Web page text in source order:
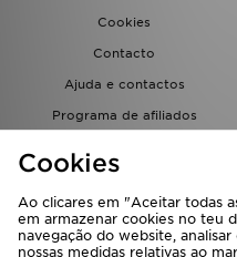
Cookies
Contacto
Ajuda e contactos
Programa de afiliados
Cookies
Ao clicares em "Aceitar todas
em armazenar cookies no teu
navegação do website,
nossas medidas relativas ao